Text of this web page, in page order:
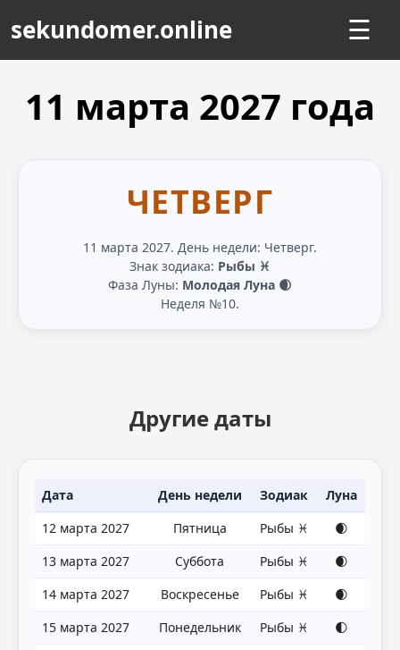
sekundomer.online ☰
11 марта 2027 года
ЧЕТВЕРГ
11 марта 2027. День недели: Четверг.
Знак зодиака: Рыбы ♓
Фаза Луны: Молодая Луна 🌒
Неделя №10.
Другие даты
Дата День недели Зодиак
Луна
12 марта 2027
Пятница Рыбы ♓
🌒
13 марта 2027
Суббота Рыбы ♓
🌒
14 марта 2027
Воскресенье Рыбы ♓
🌒
15 марта 2027
Понедельник Рыбы ♓
🌓